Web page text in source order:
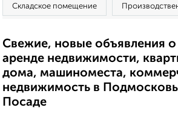
Складское помещение
Свежие, новые объявления
аренде недвижимости,
дома, машиноместа,
недвижимость в
Посаде